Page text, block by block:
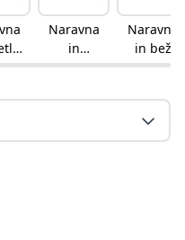
Naravna
in
antracitn
Naravna
in bež